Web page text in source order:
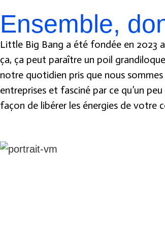
Ensemble,
Little Big Bang a été fondée en 2023
ça, ça peut paraître un poil
notre quotidien pris que nous
entreprises et fasciné par ce qu’un
façon de libérer les énergies de votre